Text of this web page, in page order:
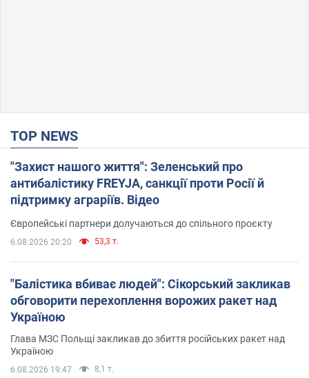
TOP NEWS
"Захист нашого життя": Зеленський про
антибалістику FREYJA, санкції проти Росії й
підтримку аграріїв. Відео
Європейські партнери долучаються до спільного проєкту
6.08.2026 20:20 53,3 т.
"Балістика вбиває людей": Сікорський закликав
обговорити перехоплення ворожих ракет над
Україною
Глава МЗС Польщі закликав до збиття російських ракет над
Україною
6.08.2026 19:47 8,1 т.